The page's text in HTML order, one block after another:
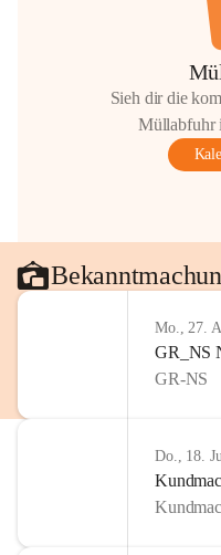
Sieh dir die
Müllabfuhr
Mo., 27.
GR_NS
GR-NS
Do., 18.